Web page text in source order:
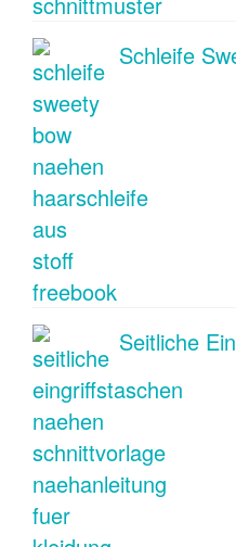
Schleife
Seitliche